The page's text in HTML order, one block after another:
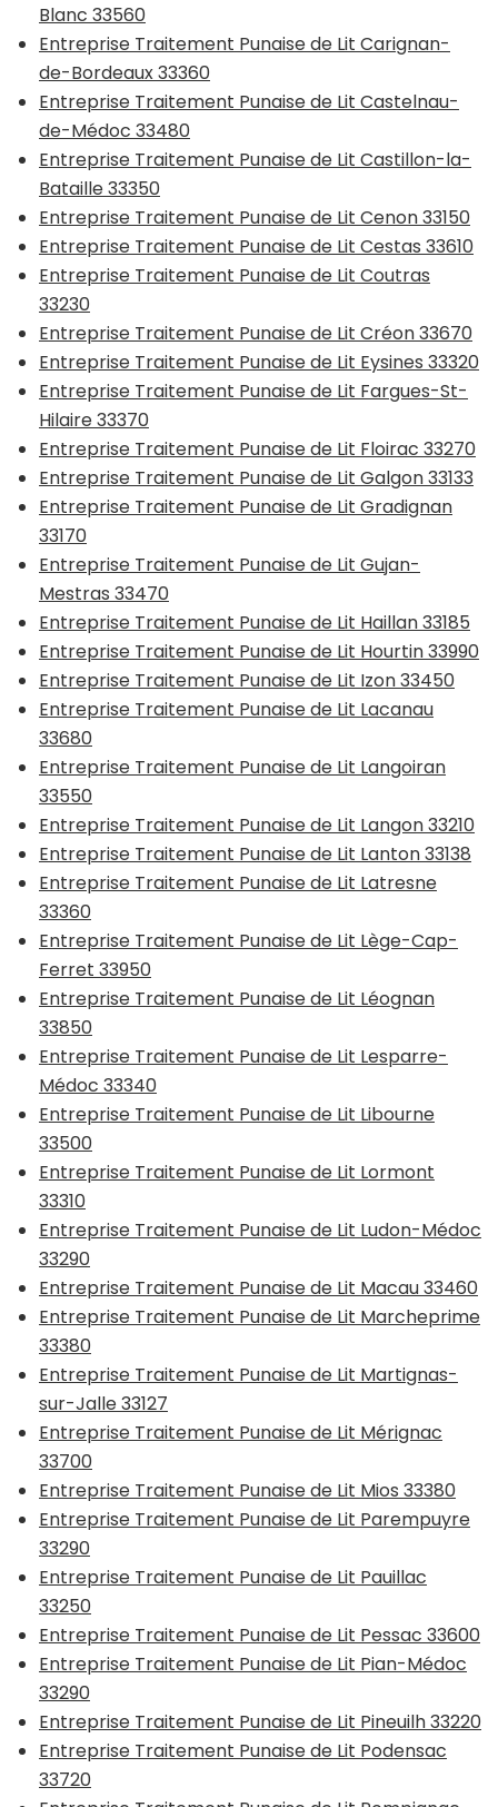
Blanc 33560
Entreprise Traitement Punaise de Lit Carignan-
de-Bordeaux 33360
Entreprise Traitement Punaise de Lit Castelnau-
de-Médoc 33480
Entreprise Traitement Punaise de Lit Castillon-la-
Bataille 33350
Entreprise Traitement Punaise de Lit Cenon 33150
Entreprise Traitement Punaise de Lit Cestas 33610
Entreprise Traitement Punaise de Lit Coutras
33230
Entreprise Traitement Punaise de Lit Créon 33670
Entreprise Traitement Punaise de Lit Eysines 33320
Entreprise Traitement Punaise de Lit Fargues-St-
Hilaire 33370
Entreprise Traitement Punaise de Lit Floirac 33270
Entreprise Traitement Punaise de Lit Galgon 33133
Entreprise Traitement Punaise de Lit Gradignan
33170
Entreprise Traitement Punaise de Lit Gujan-
Mestras 33470
Entreprise Traitement Punaise de Lit Haillan 33185
Entreprise Traitement Punaise de Lit Hourtin 33990
Entreprise Traitement Punaise de Lit Izon 33450
Entreprise Traitement Punaise de Lit Lacanau
33680
Entreprise Traitement Punaise de Lit Langoiran
33550
Entreprise Traitement Punaise de Lit Langon 33210
Entreprise Traitement Punaise de Lit Lanton 33138
Entreprise Traitement Punaise de Lit Latresne
33360
Entreprise Traitement Punaise de Lit Lège-Cap-
Ferret 33950
Entreprise Traitement Punaise de Lit Léognan
33850
Entreprise Traitement Punaise de Lit Lesparre-
Médoc 33340
Entreprise Traitement Punaise de Lit Libourne
33500
Entreprise Traitement Punaise de Lit Lormont
33310
Entreprise Traitement Punaise de Lit Ludon-Médoc
33290
Entreprise Traitement Punaise de Lit Macau 33460
Entreprise Traitement Punaise de Lit Marcheprime
33380
Entreprise Traitement Punaise de Lit Martignas-
sur-Jalle 33127
Entreprise Traitement Punaise de Lit Mérignac
33700
Entreprise Traitement Punaise de Lit Mios 33380
Entreprise Traitement Punaise de Lit Parempuyre
33290
Entreprise Traitement Punaise de Lit Pauillac
33250
Entreprise Traitement Punaise de Lit Pessac 33600
Entreprise Traitement Punaise de Lit Pian-Médoc
33290
Entreprise Traitement Punaise de Lit Pineuilh 33220
Entreprise Traitement Punaise de Lit Podensac
33720